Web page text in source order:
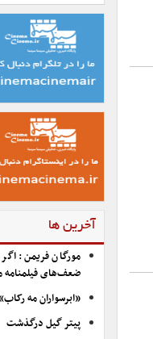
آخرین ها
مورگان فریمن:
ضعف‌های فیلمنامه
«ابرسواران مه
پیتر گیل درگذشت